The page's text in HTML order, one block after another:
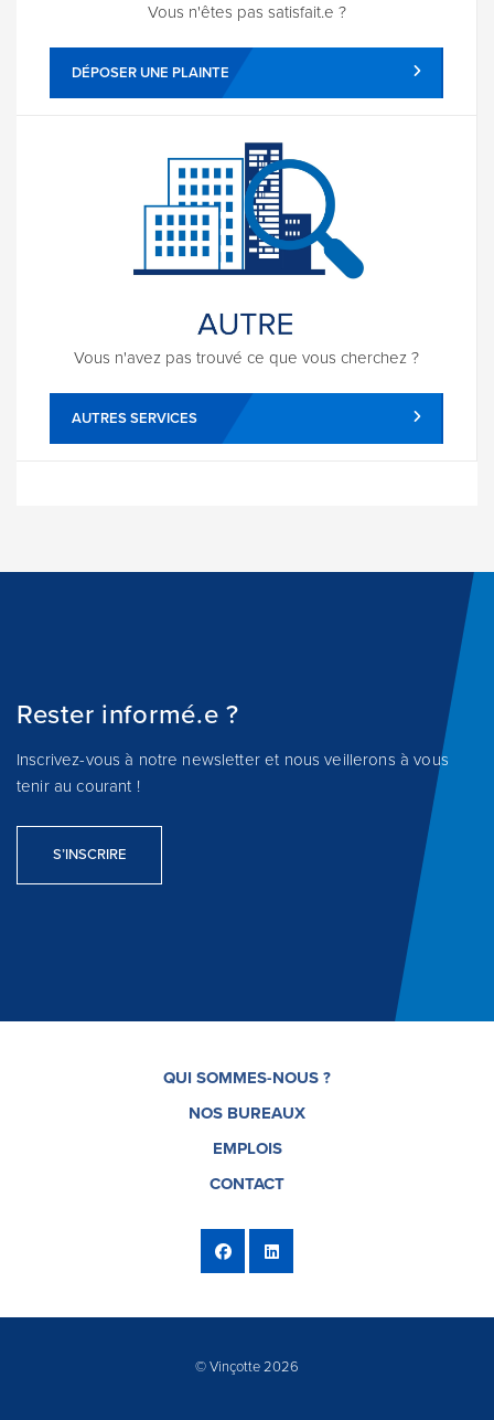
Vous n'êtes pas satisfait.e ?
DÉPOSER UNE PLAINTE
Vous n'avez pas trouvé ce que vous cherchez ?
AUTRES SERVICES
Rester informé.e ?
Inscrivez-vous à notre newsletter et nous veillerons à vous
tenir au courant !
S’INSCRIRE
QUI SOMMES-NOUS ?
NOS BUREAUX
EMPLOIS
CONTACT
© Vinçotte 2026